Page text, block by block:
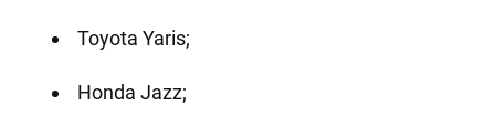
Toyota Yaris;
Honda Jazz;